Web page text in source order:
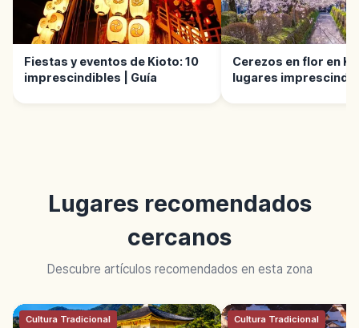
Fiestas y eventos de Kioto: 10
imprescindibles | Guía
Cerezos en flor en
lugares
Lugares recomendados
cercanos
Descubre artículos recomendados en esta zona
Cultura Tradicional Cultura Tradicional